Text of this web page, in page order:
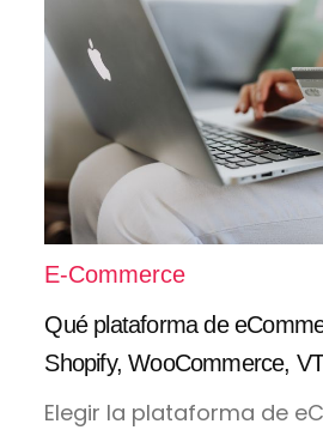
E-Commerce
Qué plataforma de
Shopify, WooCommerce,
Elegir la plataforma de